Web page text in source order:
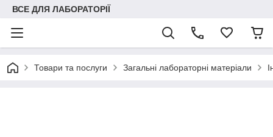
ВСЕ ДЛЯ ЛАБОРАТОРІЇ
Товари та послуги Загальні лабораторні матеріали